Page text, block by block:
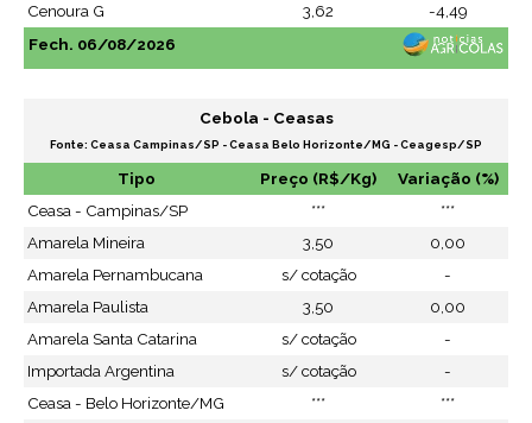
Cenoura G
3,62
-4,49
Fech. 06/08/2026
Cebola - Ceasas
Fonte: Ceasa Campinas/SP - Ceasa Belo Horizonte/MG - Ceagesp/SP
Tipo Preço (R$/Kg)
Variação (%)
Ceasa - Campinas/SP
***
***
Amarela Mineira
3,50
0,00
Amarela Pernambucana
s/ cotação
-
Amarela Paulista
3,50
0,00
Amarela Santa Catarina
s/ cotação
-
Importada Argentina
s/ cotação
-
Ceasa - Belo Horizonte/MG
***
***